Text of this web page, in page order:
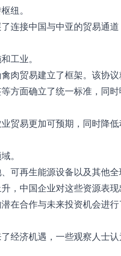
纽。
连接中国与中亚的贸易通道
工业。
肉贸易建立了框架。该协议
方面确立了统一标准，同
贸易更加可预期，同时降低
。
可再生能源设备以及其他
，中国企业对这些资源表现
在合作与未来投资机会进行
经济机遇，一些观察人士